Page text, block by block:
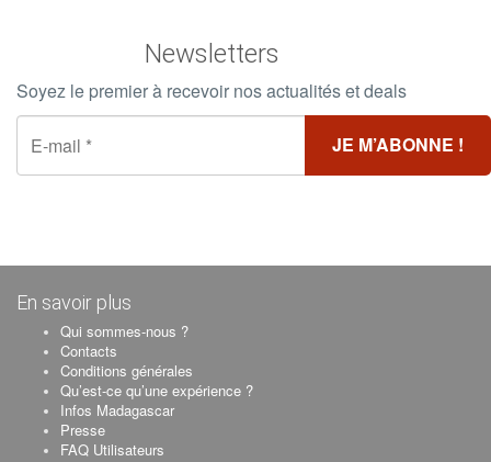
Newsletters
Soyez le premier à recevoir nos actualités et deals
En savoir plus
Qui sommes-nous ?
Contacts
Conditions générales
Qu’est-ce qu’une expérience ?
Infos Madagascar
Presse
FAQ Utilisateurs